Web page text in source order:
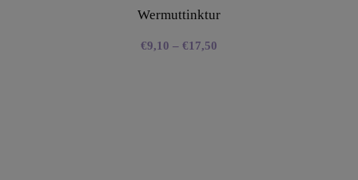
Wermuttinktur
€9,10 – €17,50